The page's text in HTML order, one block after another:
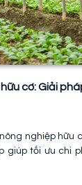
cơ: Giải
nghiệp hữu
giúp tối ưu chi